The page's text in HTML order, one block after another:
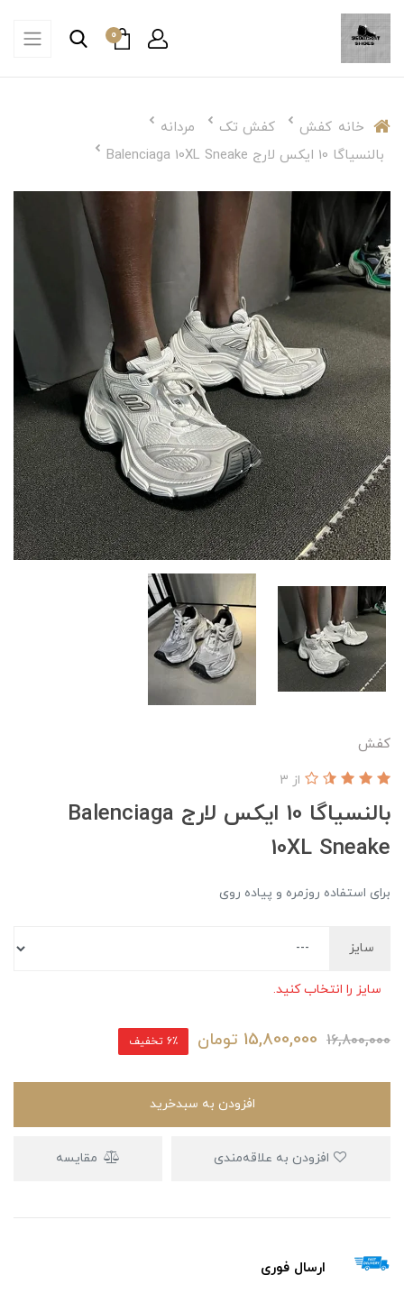
0
خانه کفش کفش تک
مردانه
بالنسیاگا 10 ایکس لارج Balenciaga 10XL Sneake
کفش
بالنسیاگا 10 ایکس لارج Balenciaga
10XL Sneake
از 3
برای استفاده روزمره و پیاده روی
سایز
سایز را انتخاب کنید.
16,800,000
15,800,000 تومان 6٪ تخفیف
افزودن به سبدخرید
مقایسه
ارسال فوری